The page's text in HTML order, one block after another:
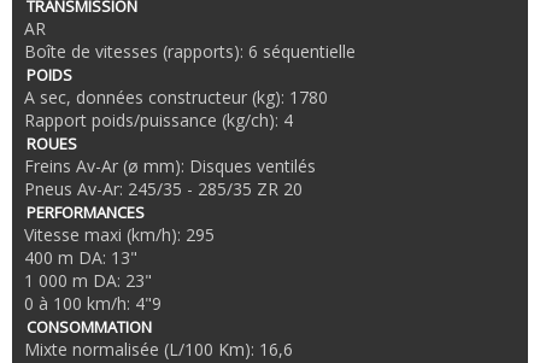
TRANSMISSION
AR
Boîte de vitesses (rapports): 6 séquentielle
POIDS
A sec, données constructeur (kg): 1780
Rapport poids/puissance (kg/ch): 4
ROUES
Freins Av-Ar (ø mm): Disques ventilés
Pneus Av-Ar: 245/35 - 285/35 ZR 20
PERFORMANCES
Vitesse maxi (km/h): 295
400 m DA: 13"
1 000 m DA: 23"
0 à 100 km/h: 4"9
CONSOMMATION
Mixte normalisée (L/100 Km): 16,6